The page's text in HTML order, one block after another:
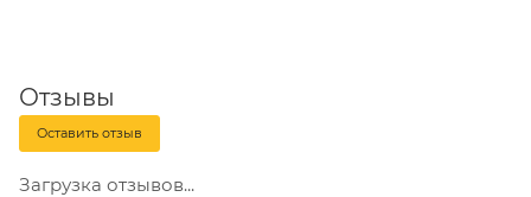
Отзывы
Оставить отзыв
Загрузка отзывов...